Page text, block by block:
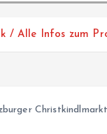
/ Alle Infos zum
Christkindlmarkt